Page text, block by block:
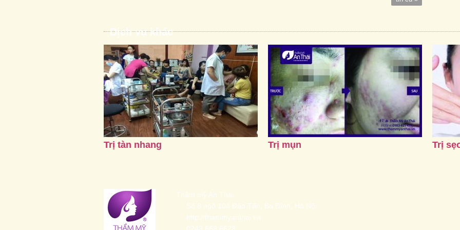
Dịch vụ khác
Trị tàn nhang Trị mụn Trị
Thẩm mỹ An Thái
Số 8 ngõ 104 Đào Tấn, Ba Đình, Hà Nội
http://thammyanthai.vn